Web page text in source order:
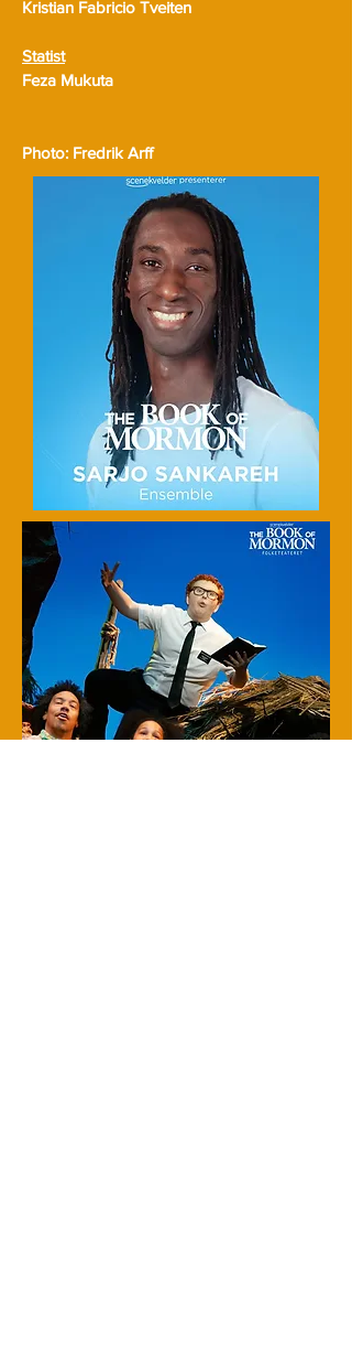
Kristian Fabricio Tveiten
Statist
Feza Mukuta
Photo: Fredrik Arff